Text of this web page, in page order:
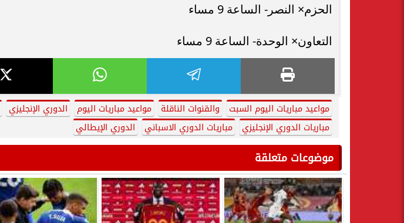
الحزم× النصر- الساعة 9 مساء
التعاون× الوحدة- الساعة 9 مساء
مواعيد مباريات اليوم السبت والقنوات الناقلة مواعيد مباريات اليوم الدوري الإنجليزي
مباريات الدوري الإنجليزي
مباريات الدوري الاسباني الدوري الإيطالي
موضوعات متعلقة